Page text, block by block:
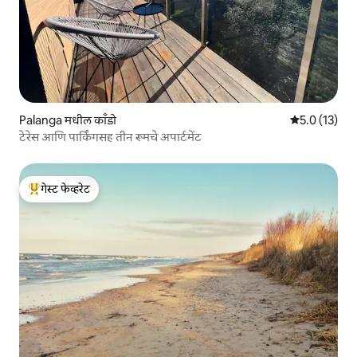
Palanga मधील काँडो 5 पैकी 5.0
5.0 (13)
टेरेस आणि पार्किंगसह तीन रूमचे अपार्टमेंट
टॉप गेस्ट फेव्हरेट
गेस्ट फेव्हरेट